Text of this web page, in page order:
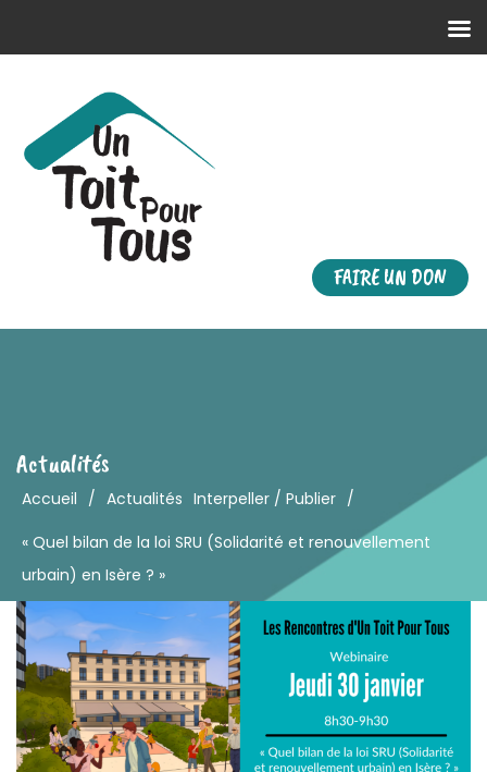
FAIRE UN DON
Actualités
Accueil / Actualités Interpeller / Publier /
« Quel bilan de la loi SRU (Solidarité et renouvellement
urbain) en Isère ? »